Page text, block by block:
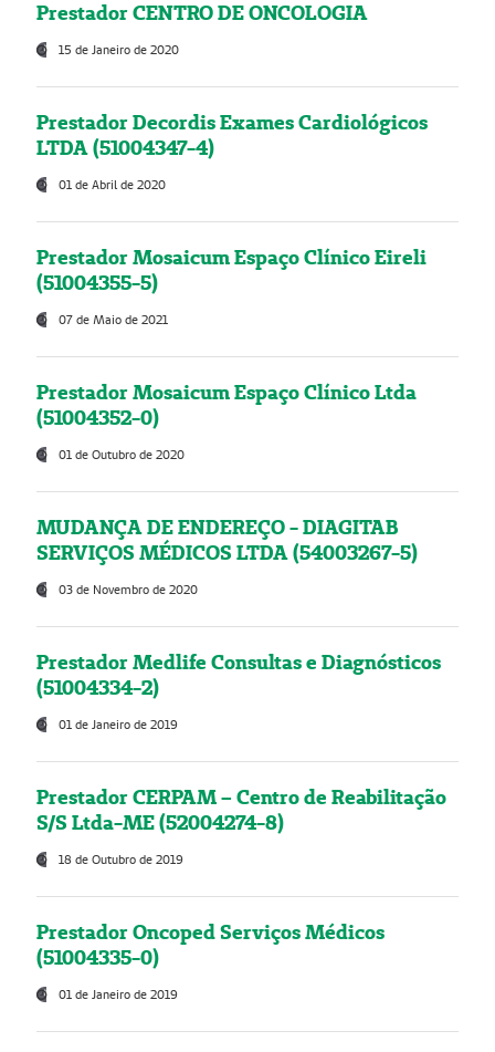
Prestador CENTRO DE ONCOLOGIA
15 de Janeiro de 2020
Prestador Decordis Exames Cardiológicos
LTDA (51004347-4)
01 de Abril de 2020
Prestador Mosaicum Espaço Clínico Eireli
(51004355-5)
07 de Maio de 2021
Prestador Mosaicum Espaço Clínico Ltda
(51004352-0)
01 de Outubro de 2020
MUDANÇA DE ENDEREÇO - DIAGITAB
SERVIÇOS MÉDICOS LTDA (54003267-5)
03 de Novembro de 2020
Prestador Medlife Consultas e Diagnósticos
(51004334-2)
01 de Janeiro de 2019
Prestador CERPAM – Centro de Reabilitação
S/S Ltda-ME (52004274-8)
18 de Outubro de 2019
Prestador Oncoped Serviços Médicos
(51004335-0)
01 de Janeiro de 2019